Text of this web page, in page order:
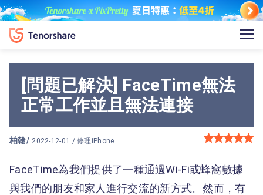
[問題已解決] FaceTime無法
正常工作並且無法連接
柏翰/ 2022-12-01 /修理iPhone
FaceTime為我們提供了一種通過Wi-Fi或蜂窩數據
與我們的朋友和家人進行交流的新方式。然而，有